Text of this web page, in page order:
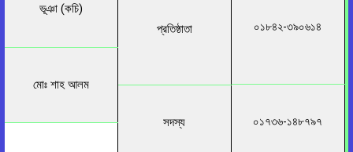
ভূঞা (কচি)
মোঃ শাহ আলম
প্রতিষ্ঠাতা
সদস্য
০১৮৪২-৩৯০৬১৪
০১৭৩৬-১৪৮৭৯৭